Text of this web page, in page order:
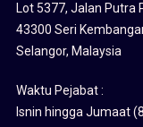
Lot 5377, Jalan Putra
43300 Seri
Selangor, Malaysia
Waktu Pejabat :
Isnin hingga Jumaat